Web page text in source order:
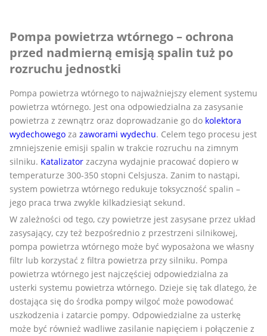
Pompa powietrza wtórnego – ochrona
przed nadmierną emisją spalin tuż po
rozruchu jednostki
Pompa powietrza wtórnego to najważniejszy element systemu
powietrza wtórnego. Jest ona odpowiedzialna za zasysanie
powietrza z zewnątrz oraz doprowadzanie go do kolektora
wydechowego za zaworami wydechu. Celem tego procesu jest
zmniejszenie emisji spalin w trakcie rozruchu na zimnym
silniku. Katalizator zaczyna wydajnie pracować dopiero w
temperaturze 300-350 stopni Celsjusza. Zanim to nastąpi,
system powietrza wtórnego redukuje toksyczność spalin –
jego praca trwa zwykle kilkadziesiąt sekund.
W zależności od tego, czy powietrze jest zasysane przez układ
zasysający, czy też bezpośrednio z przestrzeni silnikowej,
pompa powietrza wtórnego może być wyposażona we własny
filtr lub korzystać z filtra powietrza przy silniku. Pompa
powietrza wtórnego jest najczęściej odpowiedzialna za
usterki systemu powietrza wtórnego. Dzieje się tak dlatego, że
dostająca się do środka pompy wilgoć może powodować
uszkodzenia i zatarcie pompy. Odpowiedzialne za usterkę
może być również wadliwe zasilanie napięciem i połączenie z